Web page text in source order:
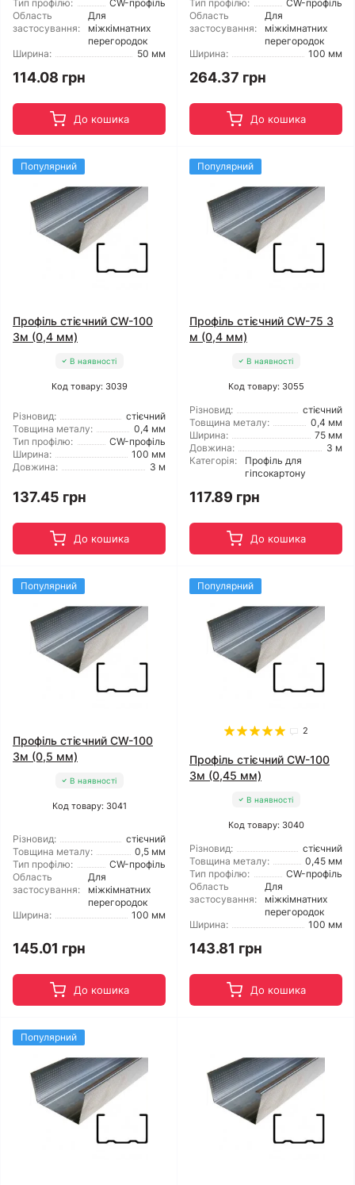
Тип профілю:
CW-профіль
Область
застосування:
Для
міжкімнатних
перегородок
Ширина:
50 мм
114.08 грн
До кошика
Тип профілю:
CW-профіль
Область
застосування:
Для
міжкімнатних
перегородок
Ширина:
100 мм
264.37 грн
До кошика
Популярний
Профіль стієчний CW-100
3м (0,4 мм)
В наявності
Код товару: 3039
Різновид:
стієчний
Товщина металу:
0,4 мм
Тип профілю:
CW-профіль
Ширина:
100 мм
Довжина:
3 м
137.45 грн
До кошика
Популярний
Профіль стієчний CW-75 3
м (0,4 мм)
В наявності
Код товару: 3055
Різновид:
стієчний
Товщина металу:
0,4 мм
Ширина:
75 мм
Довжина:
3 м
Категорія:
Профіль для
гіпсокартону
117.89 грн
До кошика
Популярний
Профіль стієчний CW-100
3м (0,5 мм)
В наявності
Код товару: 3041
Різновид:
стієчний
Товщина металу:
0,5 мм
Тип профілю:
CW-профіль
Область
застосування:
Для
міжкімнатних
перегородок
Ширина:
100 мм
145.01 грн
До кошика
Популярний
2
Профіль стієчний CW-100
3м (0,45 мм)
В наявності
Код товару: 3040
Різновид:
стієчний
Товщина металу:
0,45 мм
Тип профілю:
CW-профіль
Область
застосування:
Для
міжкімнатних
перегородок
Ширина:
100 мм
143.81 грн
До кошика
Популярний